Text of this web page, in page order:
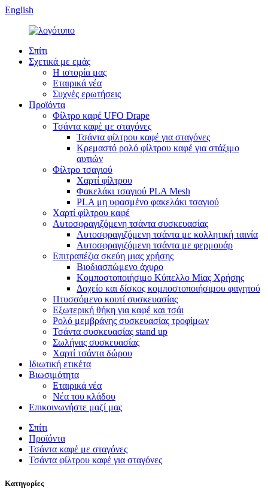
English
Σπίτι
Σχετικά με εμάς
Η ιστορία μας
Εταιρικά νέα
Συχνές ερωτήσεις
Προϊόντα
Φίλτρο καφέ UFO Drape
Τσάντα καφέ με σταγόνες
Τσάντα φίλτρου καφέ για σταγόνες
Κρεμαστό ρολό φίλτρου καφέ για στάξιμο
αυτιών
Φίλτρο τσαγιού
Χαρτί φίλτρου
Φακελάκι τσαγιού PLA Mesh
PLA μη υφασμένο φακελάκι τσαγιού
Χαρτί φίλτρου καφέ
Αυτοσφραγιζόμενη τσάντα συσκευασίας
Αυτοσφραγιζόμενη τσάντα με κολλητική ταινία
Αυτοσφραγιζόμενη τσάντα με φερμουάρ
Επιτραπέζια σκεύη μιας χρήσης
Βιοδιασπώμενο άχυρο
Κομποστοποιήσιμο Κύπελλο Μίας Χρήσης
Δοχείο και δίσκος κομποστοποιήσιμου φαγητού
Πτυσσόμενο κουτί συσκευασίας
Εξωτερική θήκη για καφέ και τσάι
Ρολό μεμβράνης συσκευασίας τροφίμων
Τσάντα συσκευασίας stand up
Σωλήνας συσκευασίας
Χαρτί τσάντα δώρου
Ιδιωτική ετικέτα
Βιωσιμότητα
Εταιρικά νέα
Νέα του κλάδου
Επικοινωνήστε μαζί μας
Σπίτι
Προϊόντα
Τσάντα καφέ με σταγόνες
Τσάντα φίλτρου καφέ για σταγόνες
Κατηγορίες